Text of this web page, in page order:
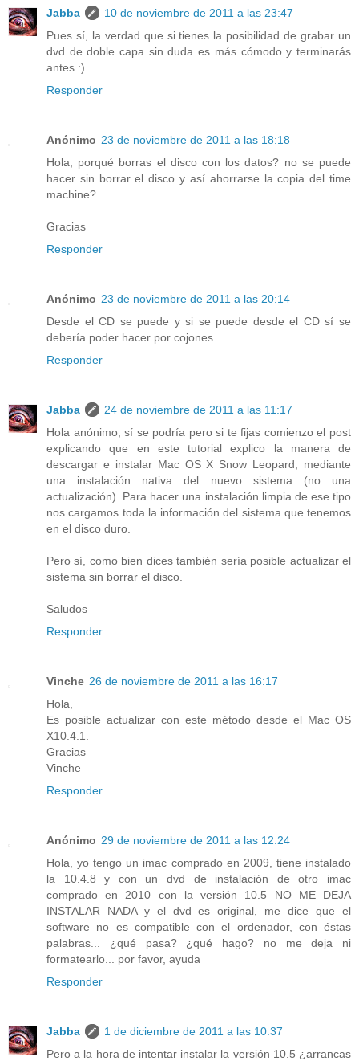
Jabba
10 de noviembre de 2011 a las 23:47
Pues sí, la verdad que si tienes la posibilidad de grabar un
dvd de doble capa sin duda es más cómodo y terminarás
antes :)
Responder
Anónimo 23 de noviembre de 2011 a las 18:18
Hola, porqué borras el disco con los datos? no se puede
hacer sin borrar el disco y así ahorrarse la copia del time
machine?
Gracias
Responder
Anónimo 23 de noviembre de 2011 a las 20:14
Desde el CD se puede y si se puede desde el CD sí se
debería poder hacer por cojones
Responder
Jabba
24 de noviembre de 2011 a las 11:17
Hola anónimo, sí se podría pero si te fijas comienzo el post
explicando que en este tutorial explico la manera de
descargar e instalar Mac OS X Snow Leopard, mediante
una instalación nativa del nuevo sistema (no una
actualización). Para hacer una instalación limpia de ese tipo
nos cargamos toda la información del sistema que tenemos
en el disco duro.
Pero sí, como bien dices también sería posible actualizar el
sistema sin borrar el disco.
Saludos
Responder
Vinche 26 de noviembre de 2011 a las 16:17
Hola,
Es posible actualizar con este método desde el Mac OS
X10.4.1.
Gracias
Vinche
Responder
Anónimo 29 de noviembre de 2011 a las 12:24
Hola, yo tengo un imac comprado en 2009, tiene instalado
la 10.4.8 y con un dvd de instalación de otro imac
comprado en 2010 con la versión 10.5 NO ME DEJA
INSTALAR NADA y el dvd es original, me dice que el
software no es compatible con el ordenador, con éstas
palabras... ¿qué pasa? ¿qué hago? no me deja ni
formatearlo... por favor, ayuda
Responder
Jabba
1 de diciembre de 2011 a las 10:37
Pero a la hora de intentar instalar la versión 10.5 ¿arrancas